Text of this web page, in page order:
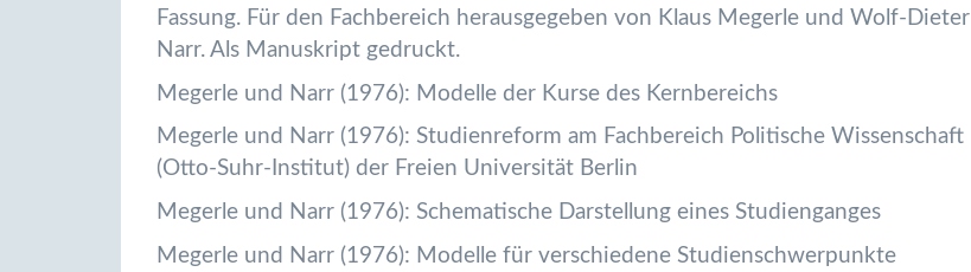
Fassung. Für den Fachbereich herausgegeben von Klaus Megerle und Wolf-Dieter
Narr. Als Manuskript gedruckt.
Megerle und Narr (1976): Modelle der Kurse des Kernbereichs
Megerle und Narr (1976): Studienreform am Fachbereich Politische Wissenschaft
(Otto-Suhr-Institut) der Freien Universität Berlin
Megerle und Narr (1976): Schematische Darstellung eines Studienganges
Megerle und Narr (1976): Modelle für verschiedene Studienschwerpunkte